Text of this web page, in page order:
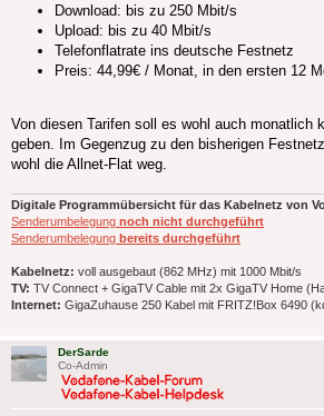
Download: bis zu 250 Mbit/s
Upload: bis zu 40 Mbit/s
Telefonflatrate ins deutsche Festnetz
Preis: 44,99€ / Monat, in den ersten 12
Von diesen Tarifen soll es wohl auch monatlich
geben. Im Gegenzug zu den bisherigen
wohl die Allnet-Flat weg.
Digitale Programmübersicht für das Kabelnetz von
Senderumbelegung noch nicht durchgeführt
Senderumbelegung bereits durchgeführt
Kabelnetz: voll ausgebaut (862 MHz) mit 1000 Mbit/s
TV: TV Connect + GigaTV Cable mit 2x GigaTV Home
Internet: GigaZuhause 250 Kabel mit FRITZ!Box 6490
DerSarde
Co-Admin